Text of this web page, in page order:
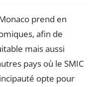
prend en
afin de
mais aussi
pays où le SMIC
opte pour